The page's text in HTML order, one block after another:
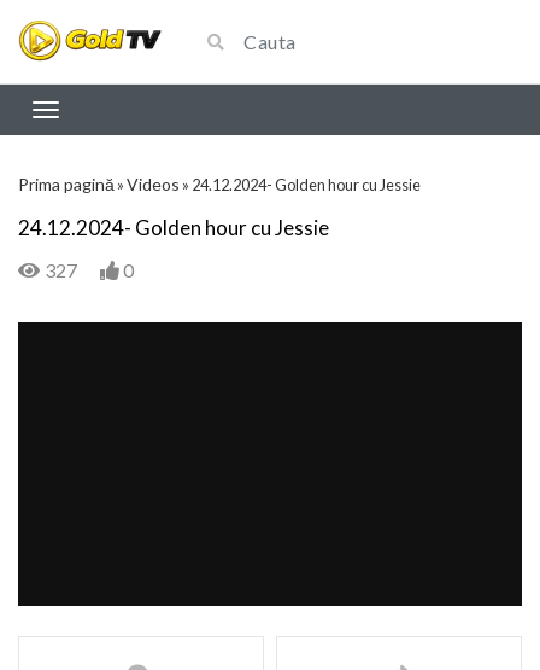
Prima pagină »Videos » 24.12.2024- Golden hour cu Jessie
24.12.2024- Golden hour cu Jessie
327 0